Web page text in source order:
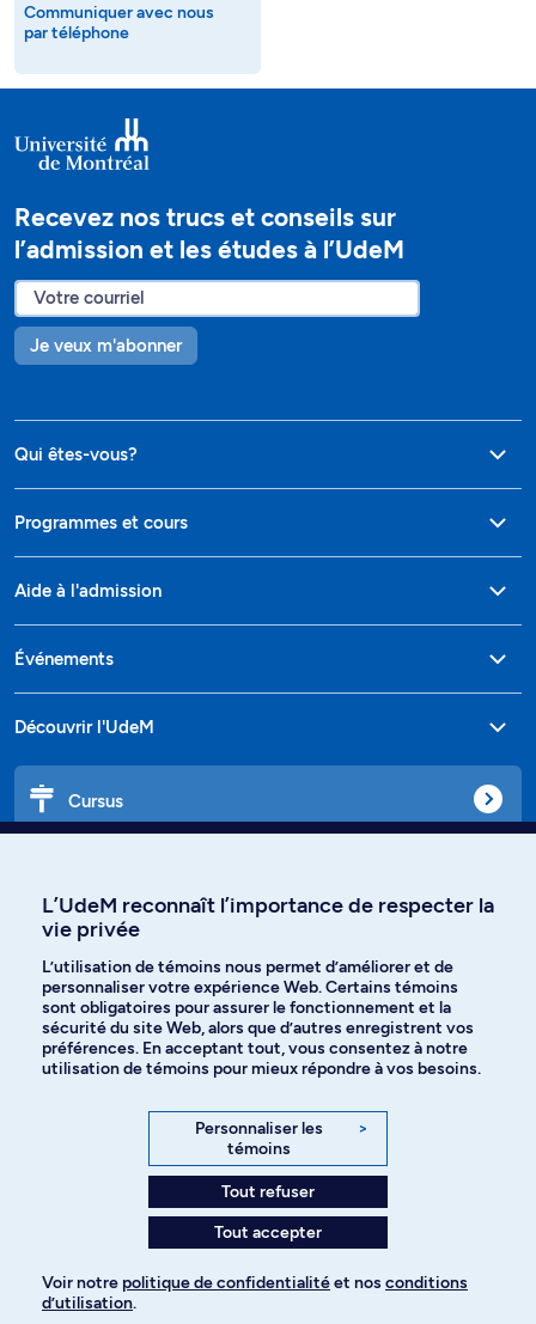
Communiquer avec nous
par téléphone
Recevez nos trucs et conseils sur
l’admission et les études à l’UdeM
Je veux m'abonner
Qui êtes-vous?
Programmes et cours
Aide à l'admission
Événements
Découvrir l'UdeM
Cursus
Langues
Facebook Instagram
YouTube
Politique de confidentialité
L’UdeM reconnaît l’importance de respecter la
vie privée
L’utilisation de témoins nous permet d’améliorer et de
personnaliser votre expérience Web. Certains témoins
sont obligatoires pour assurer le fonctionnement et la
sécurité du site Web, alors que d’autres enregistrent vos
préférences. En acceptant tout, vous consentez à notre
utilisation de témoins pour mieux répondre à vos besoins.
Personnaliser les
témoins
>
Tout refuser
Tout accepter
Voir notre politique de confidentialitéet nos conditions
d’utilisation.